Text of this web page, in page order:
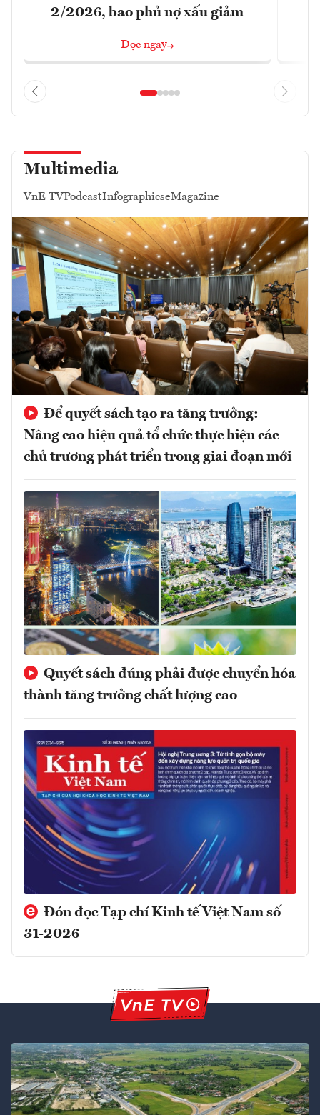
2/2026, bao phủ nợ xấu giảm
Đọc ngay
Multimedia
VnE TVPodcastInfographicseMagazine
Để quyết sách tạo ra tăng trưởng:
Nâng cao hiệu quả tổ chức thực hiện các
chủ trương phát triển trong giai đoạn mới
Quyết sách đúng phải được chuyển hóa
thành tăng trưởng chất lượng cao
Đón đọc Tạp chí Kinh tế Việt Nam số
31-2026